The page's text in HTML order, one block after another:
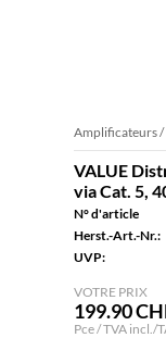
Amplificateurs
VALUE
via Cat. 5,
N° d'article
Herst.-Art.-Nr.:
UVP:
VOTRE PRIX
199.90
Pce / TVA incl./